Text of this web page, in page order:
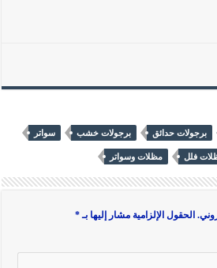
برجولات حدائق برجولات خشب سواتر
فلل مظلات وسواتر
الحقول الإلزامية مشار إليها بـ*